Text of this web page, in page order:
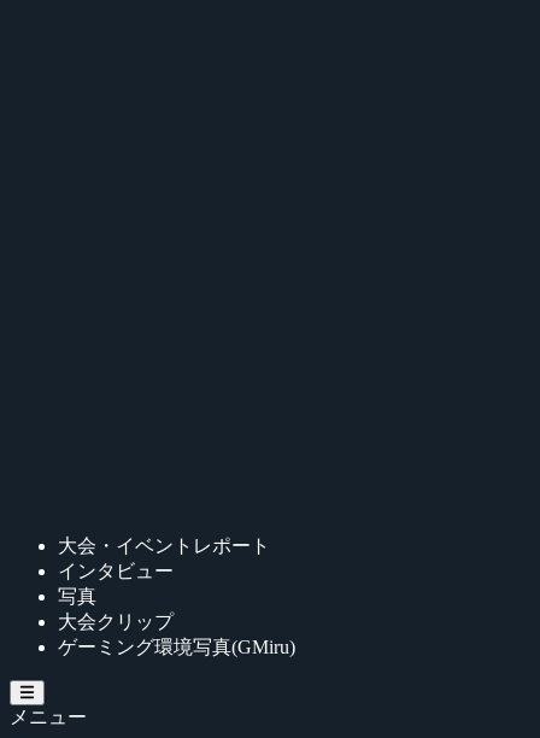
大会・イベントレポート
インタビュー
写真
大会クリップ
ゲーミング環境写真(GMiru)
メニュー